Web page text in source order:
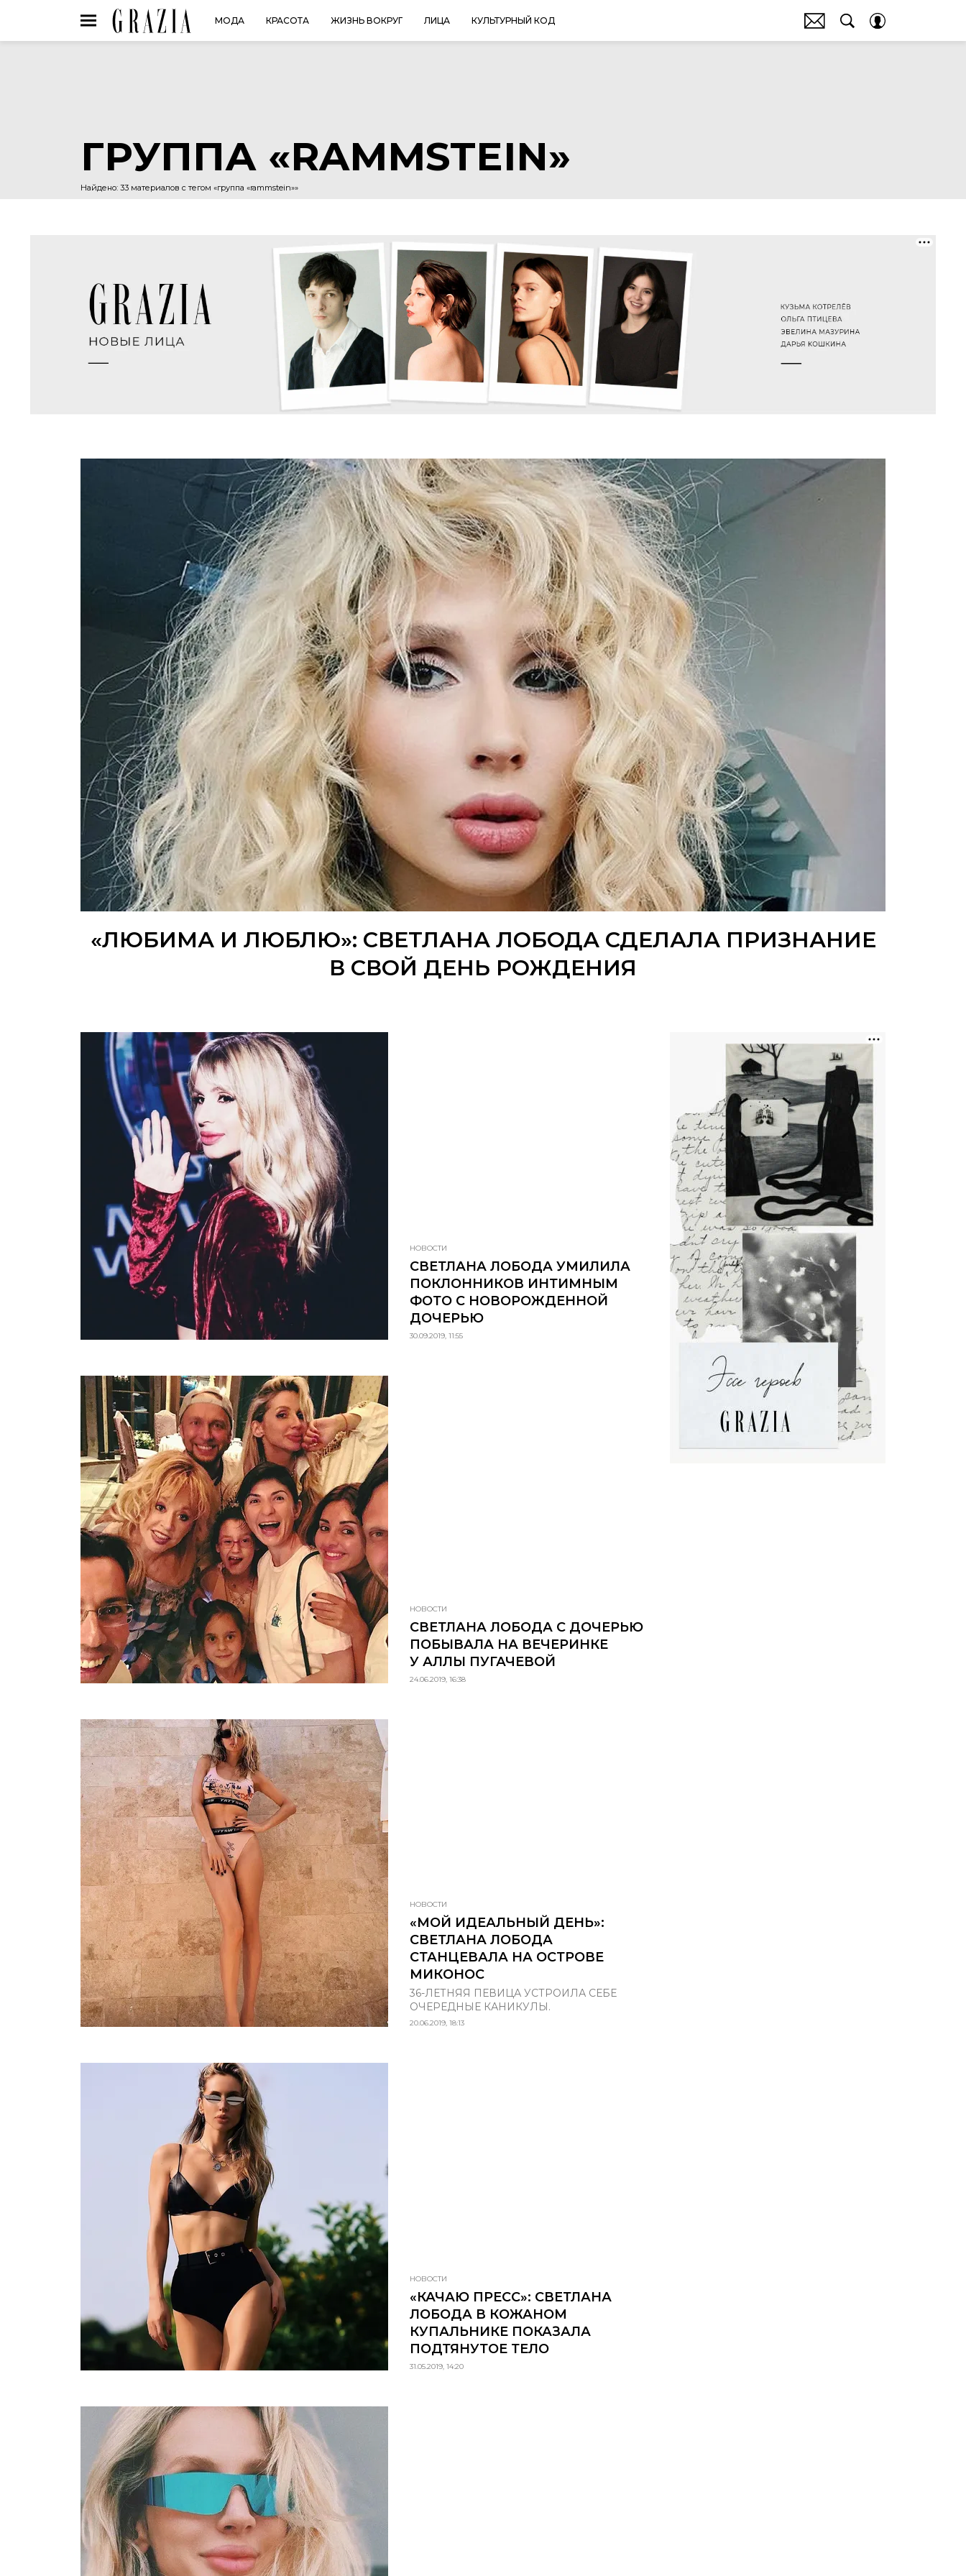
МОДА КРАСОТА ЖИЗНЬ ВОКРУГ ЛИЦА КУЛЬТУРНЫЙ КОД
ГРУППА «RAMMSTEIN»
Найдено: 33 материалов с тегом «группа «rammstein»»
«ЛЮБИМА И ЛЮБЛЮ»: СВЕТЛАНА ЛОБОДА СДЕЛАЛА ПРИЗНАНИЕ
В СВОЙ ДЕНЬ РОЖДЕНИЯ
НОВОСТИ
СВЕТЛАНА ЛОБОДА УМИЛИЛА
ПОКЛОННИКОВ ИНТИМНЫМ
ФОТО С НОВОРОЖДЕННОЙ
ДОЧЕРЬЮ
30.09.2019, 11:55
НОВОСТИ
СВЕТЛАНА ЛОБОДА С ДОЧЕРЬЮ
ПОБЫВАЛА НА ВЕЧЕРИНКЕ
У АЛЛЫ ПУГАЧЕВОЙ
24.06.2019, 16:38
НОВОСТИ
«МОЙ ИДЕАЛЬНЫЙ ДЕНЬ»:
СВЕТЛАНА ЛОБОДА
СТАНЦЕВАЛА НА ОСТРОВЕ
МИКОНОС
36-ЛЕТНЯЯ ПЕВИЦА УСТРОИЛА СЕБЕ
ОЧЕРЕДНЫЕ КАНИКУЛЫ.
20.06.2019, 18:13
НОВОСТИ
«КАЧАЮ ПРЕСС»: СВЕТЛАНА
ЛОБОДА В КОЖАНОМ
КУПАЛЬНИКЕ ПОКАЗАЛА
ПОДТЯНУТОЕ ТЕЛО
31.05.2019, 14:20